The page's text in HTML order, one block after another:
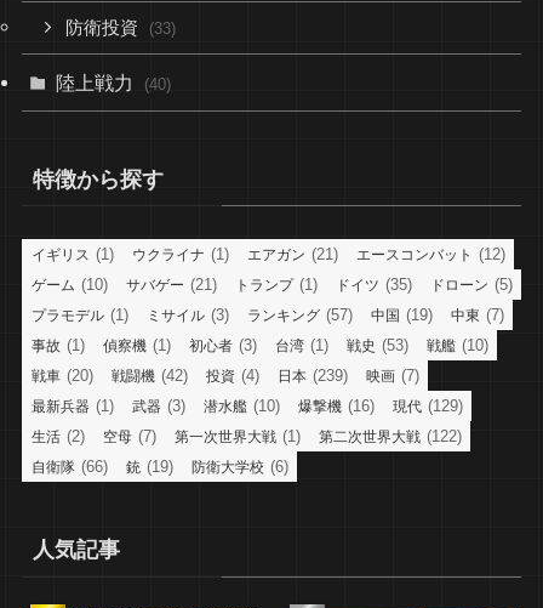
防衛投資 (33)
陸上戦力 (40)
特徴から探す
イギリス (1) ウクライナ (1) エアガン (21) エースコンバット (12)
ゲーム (10) サバゲー (21) トランプ(1) ドイツ (35) ドローン (5)
プラモデル (1) ミサイル (3) ランキング (57) 中国 (19) 中東 (7)
事故 (1) 偵察機 (1) 初心者 (3) 台湾 (1) 戦史 (53) 戦艦 (10)
戦車 (20) 戦闘機 (42) 投資 (4) 日本 (239) 映画 (7)
最新兵器 (1) 武器 (3) 潜水艦 (10) 爆撃機 (16) 現代 (129)
生活 (2) 空母 (7) 第一次世界大戦 (1) 第二次世界大戦 (122)
自衛隊 (66) 銃 (19) 防衛大学校 (6)
人気記事